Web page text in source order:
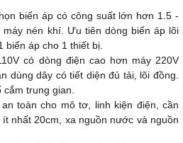
biến áp có công suất lớn hơn 1.5 -
nén khí. Ưu tiên dòng biến áp lõi
biến áp cho 1 thiết bị.
có dòng điện cao hơn máy 220V
dùng dây có tiết diện đủ tải, lõi đồng.
trung gian.
toàn cho mô tơ, linh kiện điện, cần
nhất 20cm, xa nguồn nước và nguồn